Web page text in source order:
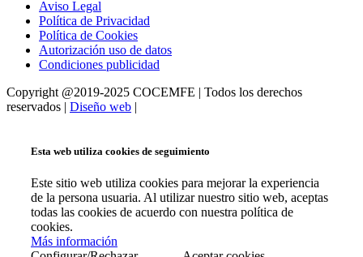
Aviso Legal
Política de Privacidad
Política de Cookies
Autorización uso de datos
Condiciones publicidad
Copyright @2019-2025 COCEMFE | Todos los derechos
reservados | Diseño web |
Esta web utiliza cookies de seguimiento
Este sitio web utiliza cookies para mejorar la experiencia
de la persona usuaria. Al utilizar nuestro sitio web, aceptas
todas las cookies de acuerdo con nuestra política de
cookies.
Más información